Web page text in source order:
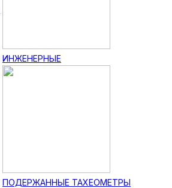
ИНЖЕНЕРНЫЕ
ПОДЕРЖАННЫЕ ТАХЕОМЕТРЫ